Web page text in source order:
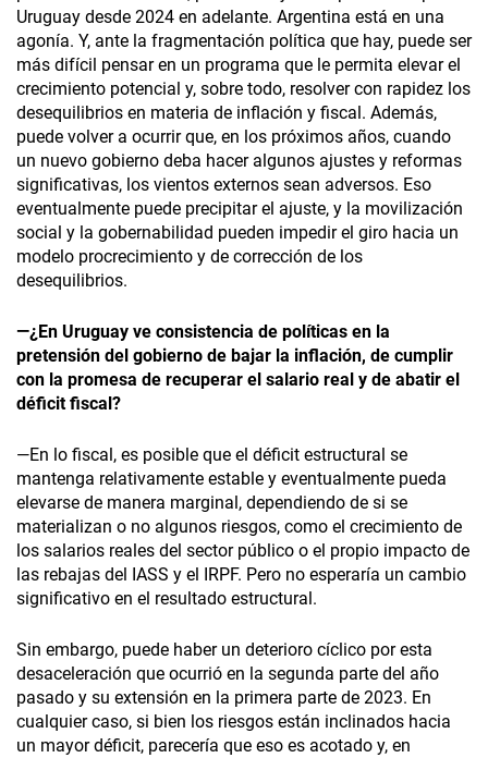
Uruguay desde 2024 en adelante. Argentina está en una
agonía. Y, ante la fragmentación política que hay, puede ser
más difícil pensar en un programa que le permita elevar el
crecimiento potencial y, sobre todo, resolver con rapidez los
desequilibrios en materia de inflación y fiscal. Además,
puede volver a ocurrir que, en los próximos años, cuando
un nuevo gobierno deba hacer algunos ajustes y reformas
significativas, los vientos externos sean adversos. Eso
eventualmente puede precipitar el ajuste, y la movilización
social y la gobernabilidad pueden impedir el giro hacia un
modelo procrecimiento y de corrección de los
desequilibrios.
—¿En Uruguay ve consistencia de políticas en la
pretensión del gobierno de bajar la inflación, de cumplir
con la promesa de recuperar el salario real y de abatir el
déficit fiscal?
—En lo fiscal, es posible que el déficit estructural se
mantenga relativamente estable y eventualmente pueda
elevarse de manera marginal, dependiendo de si se
materializan o no algunos riesgos, como el crecimiento de
los salarios reales del sector público o el propio impacto de
las rebajas del IASS y el IRPF. Pero no esperaría un cambio
significativo en el resultado estructural.
Sin embargo, puede haber un deterioro cíclico por esta
desaceleración que ocurrió en la segunda parte del año
pasado y su extensión en la primera parte de 2023. En
cualquier caso, si bien los riesgos están inclinados hacia
un mayor déficit, parecería que eso es acotado y, en